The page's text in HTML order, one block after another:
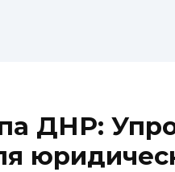
ДНР: